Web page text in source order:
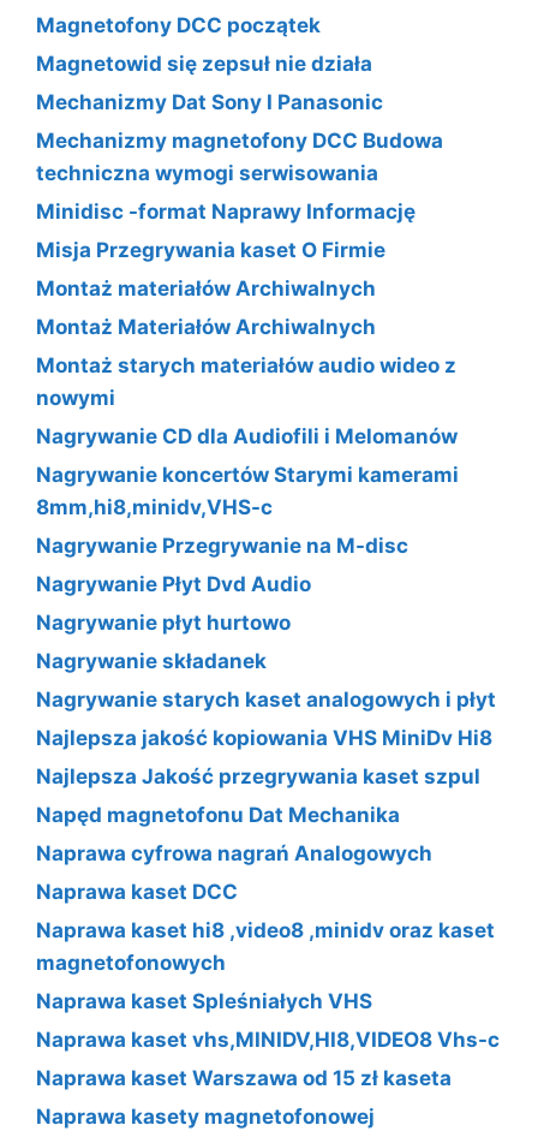
Magnetofony DCC początek
Magnetowid się zepsuł nie działa
Mechanizmy Dat Sony I Panasonic
Mechanizmy magnetofony DCC Budowa
techniczna wymogi serwisowania
Minidisc -format Naprawy Informację
Misja Przegrywania kaset O Firmie
Montaż materiałów Archiwalnych
Montaż Materiałów Archiwalnych
Montaż starych materiałów audio wideo z
nowymi
Nagrywanie CD dla Audiofili i Melomanów
Nagrywanie koncertów Starymi kamerami
8mm,hi8,minidv,VHS-c
Nagrywanie Przegrywanie na M-disc
Nagrywanie Płyt Dvd Audio
Nagrywanie płyt hurtowo
Nagrywanie składanek
Nagrywanie starych kaset analogowych i płyt
Najlepsza jakość kopiowania VHS MiniDv Hi8
Najlepsza Jakość przegrywania kaset szpul
Napęd magnetofonu Dat Mechanika
Naprawa cyfrowa nagrań Analogowych
Naprawa kaset DCC
Naprawa kaset hi8 ,video8 ,minidv oraz kaset
magnetofonowych
Naprawa kaset Spleśniałych VHS
Naprawa kaset vhs,MINIDV,HI8,VIDEO8 Vhs-c
Naprawa kaset Warszawa od 15 zł kaseta
Naprawa kasety magnetofonowej